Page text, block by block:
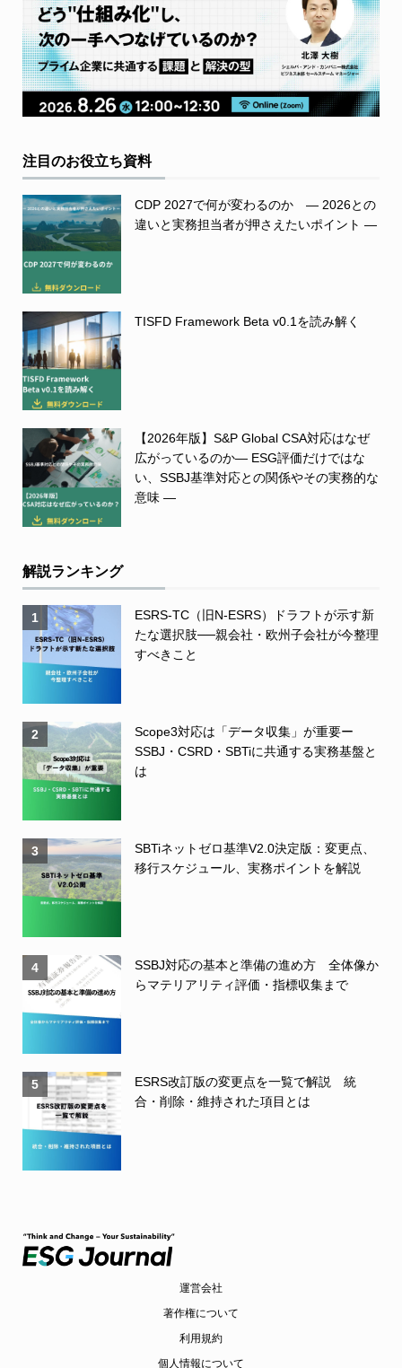
注目のお役立ち資料
CDP 2027で何が変わるのか ― 2026との
違いと実務担当者が押さえたいポイント ―
TISFD Framework Beta v0.1を読み解く
【2026年版】S&P Global CSA対応はなぜ
広がっているのか― ESG評価だけではな
い、SSBJ基準対応との関係やその実務的な
意味 ―
解説ランキング
1
ESRS-TC（旧N-ESRS）ドラフトが示す新
たな選択肢──親会社・欧州子会社が今整理
すべきこと
2
Scope3対応は「データ収集」が重要ー
SSBJ・CSRD・SBTiに共通する実務基盤と
は
3
SBTiネットゼロ基準V2.0決定版：変更点、
移行スケジュール、実務ポイントを解説
4
SSBJ対応の基本と準備の進め方 全体像か
らマテリアリティ評価・指標収集まで
5
ESRS改訂版の変更点を一覧で解説 統
合・削除・維持された項目とは
運営会社
著作権について
利用規約
個人情報について